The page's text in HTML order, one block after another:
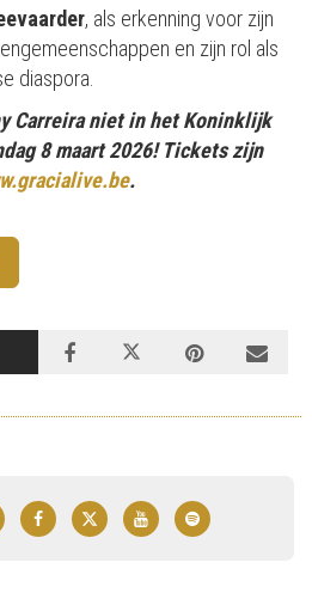
, als erkenning voor zijn
en zijn rol als
diaspora.
Carreira niet in het Koninklijk
8 maart 2026! Tickets zijn
.